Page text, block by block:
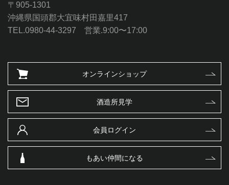
〒905-1301
沖縄県国頭郡大宜味村田嘉里417
TEL.0980-44-3297 営業.9:00〜17:00
オンラインショップ
酒造所見学
会員ログイン
もあい仲間になる